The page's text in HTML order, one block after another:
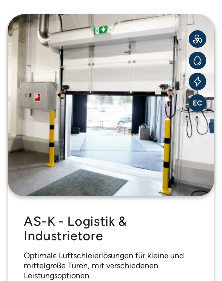
AS-K - Logistik &
Industrietore
Optimale Luftschleierlösungen für kleine und
mittelgroße Türen, mit verschiedenen
Leistungsoptionen.